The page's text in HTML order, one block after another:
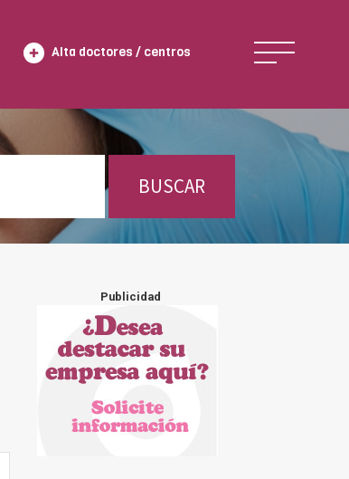
Alta doctores / centros
BUSCAR
Publicidad